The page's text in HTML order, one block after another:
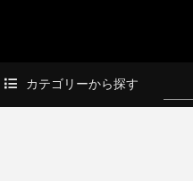
カテゴリーから探す